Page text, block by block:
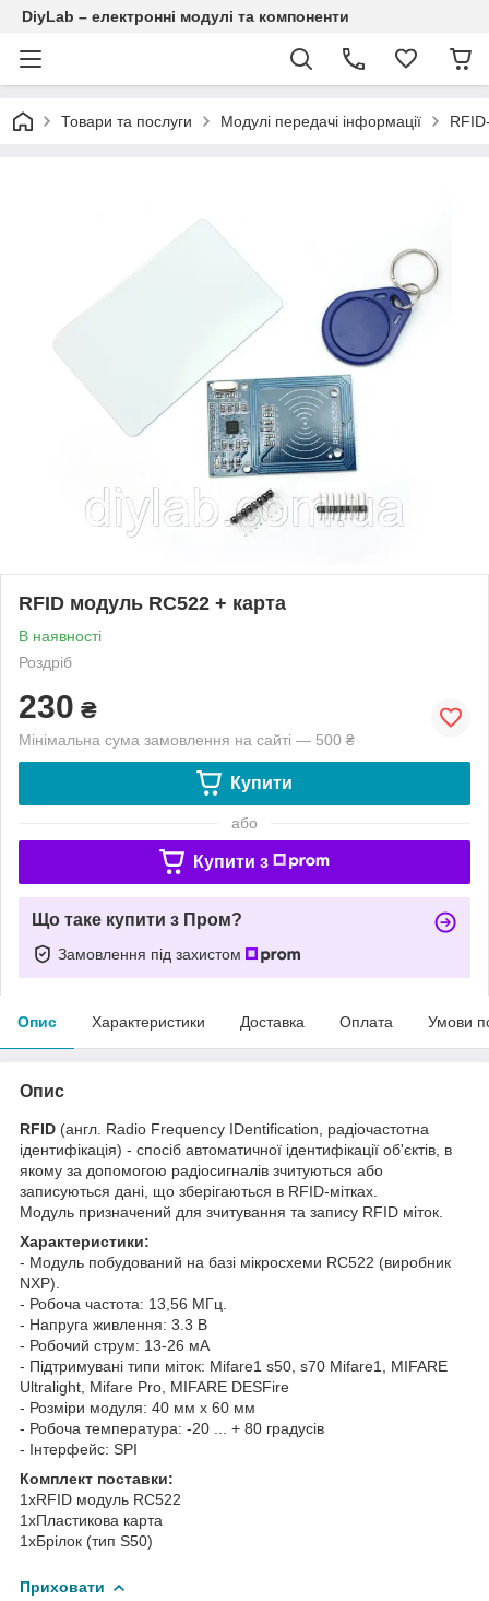
DiyLab – електронні модулі та компоненти
Товари та послуги Модулі передачі інформації
RFID модуль RC522 + карта
В наявності
Роздріб
230 ₴
Мінімальна сума замовлення на сайті — 500 ₴
Купити
або
Купити з
Що таке купити з Пром?
Замовлення під захистом
Опис Характеристики Доставка Оплата Умови
Опис
RFID (англ. Radio Frequency IDentification, радіочастотна
ідентифікація) - спосіб автоматичної ідентифікації об'єктів, в
якому за допомогою радіосигналів зчитуються або
записуються дані, що зберігаються в RFID-мітках.
Модуль призначений для зчитування та запису RFID міток.
Характеристики:
- Модуль побудований на базі мікросхеми RC522 (виробник
NXP).
- Робоча частота: 13,56 МГц.
- Напруга живлення: 3.3 В
- Робочий струм: 13-26 мА
- Підтримувані типи міток: Mifare1 s50, s70 Mifare1, MIFARE
Ultralight, Mifare Pro, MIFARE DESFire
- Розміри модуля: 40 мм х 60 мм
- Робоча температура: -20 ... + 80 градусів
- Інтерфейс: SPI
Комплект поставки:
1хRFID модуль RC522
1хПластикова карта
1хБрілок (тип S50)
Приховати